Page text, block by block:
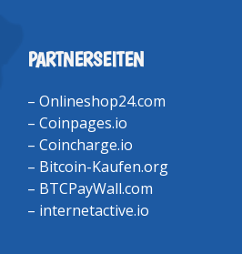
PARTNERSEITEN
– Onlineshop24.com
– Coinpages.io
– Coincharge.io
– Bitcoin-Kaufen.org
– BTCPayWall.com
– internetactive.io